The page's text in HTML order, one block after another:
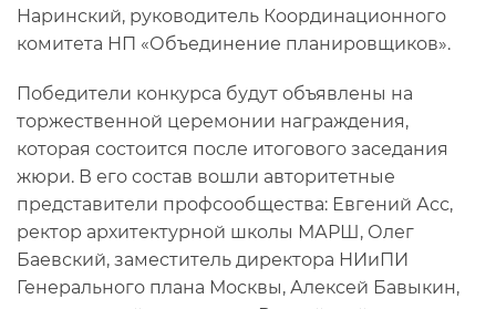
Наринский, руководитель Координационного
комитета НП «Объединение планировщиков».
Победители конкурса будут объявлены на
торжественной церемонии награждения,
которая состоится после итогового заседания
жюри. В его состав вошли авторитетные
представители профсообщества: Евгений Асс,
ректор архитектурной школы МАРШ, Олег
Баевский, заместитель директора НИиПИ
Генерального плана Москвы, Алексей Бавыкин,